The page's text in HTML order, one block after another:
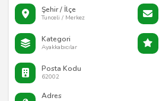
Şehir / İlçe
Tunceli / Merkez
Kategori
Ayakkabıcılar
Posta Kodu
62002
Adres